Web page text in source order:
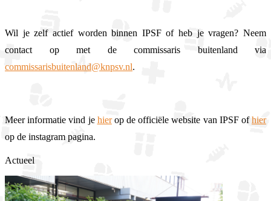
Wil je zelf actief worden binnen IPSF of heb je vragen? Neem
contact op met de commissaris buitenland via
commissarisbuitenland@knpsv.nl.
Meer informatie vind je hierop de officiële website van IPSF ofhier
op de instagram pagina.
Actueel